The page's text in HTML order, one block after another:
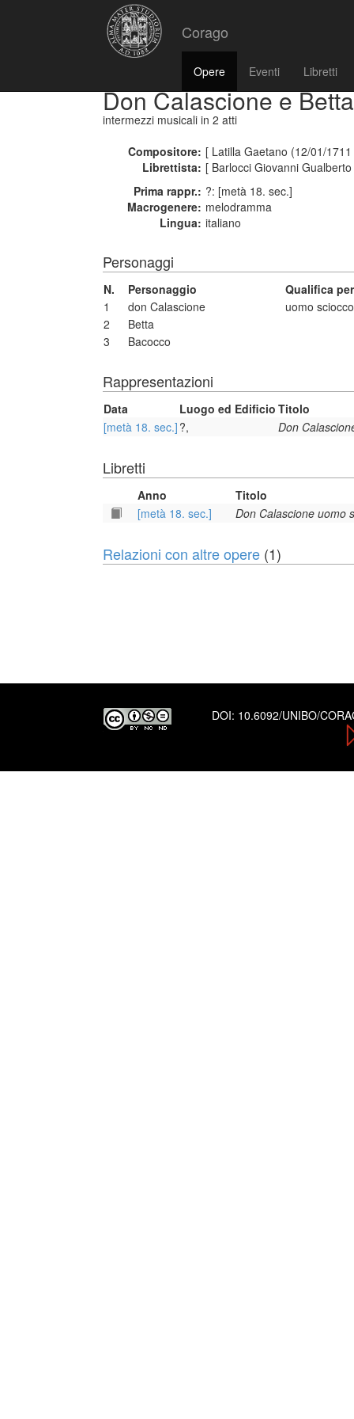
Corago
Opere Eventi Libretti
Don Calascione e Betta
intermezzi musicali in 2 atti
Compositore: [ Latilla Gaetano (12/01/
Librettista: [ Barlocci Giovanni
Prima rappr.: ?: [metà 18. sec.]
Macrogenere: melodramma
Lingua: italiano
Personaggi
N. Personaggio
Qualifica
1
don Calascione
uomo
2
Betta
3
Bacocco
Rappresentazioni
Data Luogo ed Edificio Titolo
[metà 18. sec.] ?, Don
Libretti
Anno
Titolo
[metà 18. sec.]
Don Calascione uomo
Relazioni con altre opere (1)
DOI: 10.6092/UNIBO/